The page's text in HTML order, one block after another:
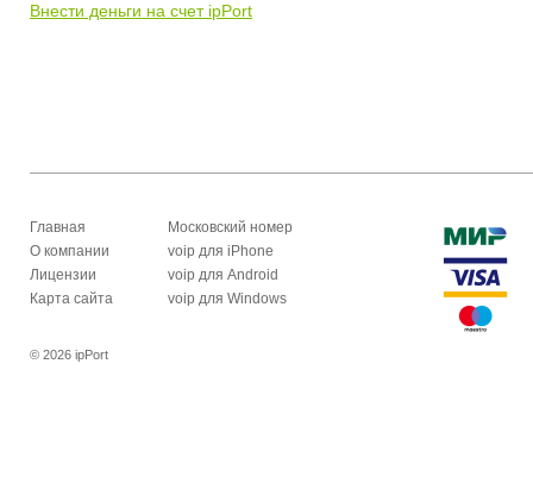
Внести деньги на счет ipPort
Главная
О компании
Лицензии
Карта сайта
Московский номер
voip для iPhone
voip для Android
voip для Windows
© 2026 ipPort